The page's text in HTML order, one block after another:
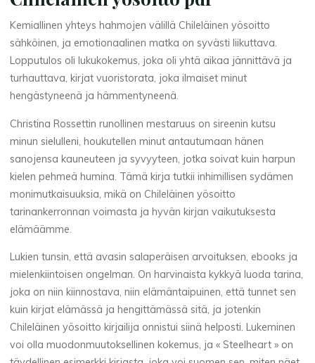
i
r
j
o
j
a
[
E
P
U
B
Kemiallinen yhteys hahmojen välillä Chileläinen yösoitto
sähköinen, ja emotionaalinen matka on syvästi liikuttava.
Lopputulos oli lukukokemus, joka oli yhtä aikaa jännittävä ja
turhauttava, kirjat vuoristorata, joka ilmaiset minut
hengästyneenä ja hämmentyneenä.
Christina Rossettin runollinen mestaruus on sireenin kutsu
minun sielulleni, houkutellen minut antautumaan hänen
sanojensa kauneuteen ja syvyyteen, jotka soivat kuin harpun
kielen pehmeä humina. Tämä kirja tutkii inhimillisen sydämen
monimutkaisuuksia, mikä on Chileläinen yösoitto
tarinankerronnan voimasta ja hyvän kirjan vaikutuksesta
elämäämme.
Lukien tunsin, että avasin salaperäisen arvoituksen, ebooks ja
mielenkiintoisen ongelman. On harvinaista kykkyä luoda tarina,
joka on niin kiinnostava, niin elämäntaipuinen, että tunnet sen
kuin kirjat elämässä ja hengittämässä sitä, ja jotenkin
Chileläinen yösoitto kirjailija onnistui siinä helposti. Lukeminen
voi olla muodonmuutoksellinen kokemus, ja « Steelheart » on